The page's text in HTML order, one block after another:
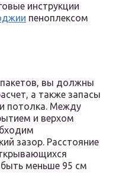
инструкции
пеноплексом
вы должны
а также запасы
потолка. Между
и верхом
зазор. Расстояние
меньше 95 см